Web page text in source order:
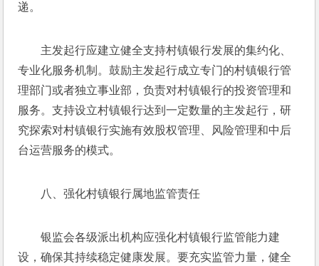
递。
主发起行应建立健全支持村镇银行发展的集约化、
专业化服务机制。鼓励主发起行成立专门的村镇银行管
理部门或者独立事业部，负责对村镇银行的投资管理和
服务。支持设立村镇银行达到一定数量的主发起行，研
究探索对村镇银行实施有效股权管理、风险管理和中后
台运营服务的模式。
八、强化村镇银行属地监管责任
银监会各级派出机构应强化村镇银行监管能力建
设，确保其持续稳定健康发展。要充实监管力量，健全